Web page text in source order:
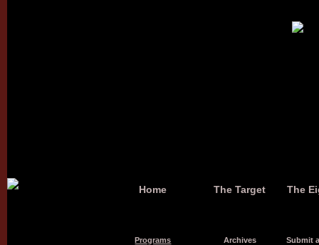
Home The Target The
Programs Archives Submit